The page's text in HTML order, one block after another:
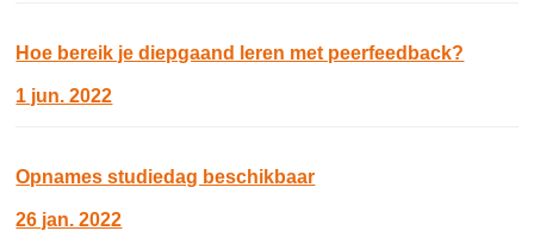
Hoe bereik je diepgaand leren met peerfeedback?
1 jun. 2022
Opnames studiedag beschikbaar
26 jan. 2022